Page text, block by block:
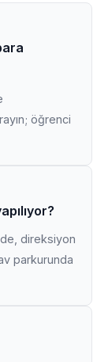
öğrenci
direksiyon
parkurunda